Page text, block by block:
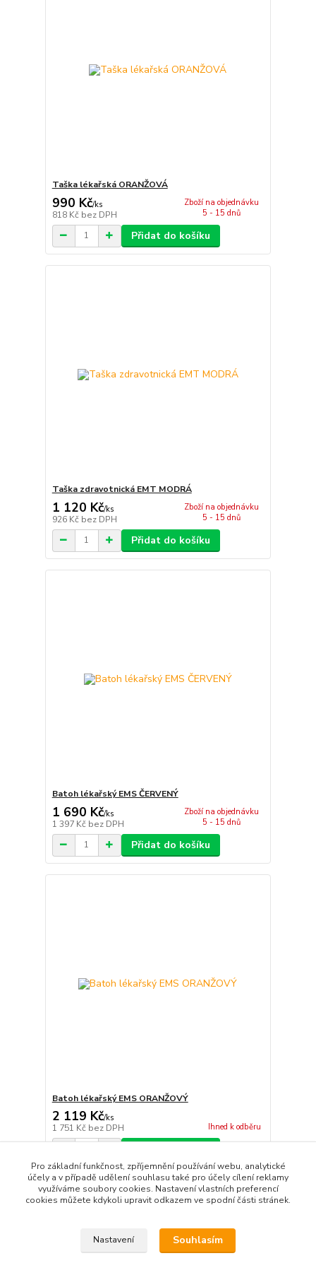
Taška lékařská ORANŽOVÁ
990 Kč/ks
818 Kč bez DPH
Zboží na objednávku
5 - 15 dnů
Přidat do košíku
Taška zdravotnická EMT MODRÁ
1 120 Kč/ks
926 Kč bez DPH
Zboží na objednávku
5 - 15 dnů
Přidat do košíku
Batoh lékařský EMS ČERVENÝ
1 690 Kč/ks
1 397 Kč bez DPH
Zboží na objednávku
5 - 15 dnů
Přidat do košíku
Batoh lékařský EMS ORANŽOVÝ
2 119 Kč/ks
1 751 Kč bez DPH Ihned k odběru
strana
Pro základní funkčnost, zpříjemnění používání webu, analytické
účely a v případě udělení souhlasu také pro účely cílení reklamy
využíváme soubory cookies. Nastavení vlastních preferencí
cookies můžete kdykoli upravit odkazem ve spodní části stránek.
Nastavení Souhlasím